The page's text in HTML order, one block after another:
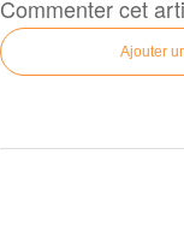
Commenter cet
Ajouter